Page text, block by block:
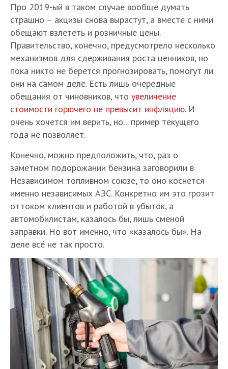
Про 2019-ый в таком случае вообще думать
страшно – акцизы снова вырастут, а вместе с ними
обещают взлететь и розничные цены.
Правительство, конечно, предусмотрело несколько
механизмов для сдерживания роста ценников, но
пока никто не берётся прогнозировать, помогут ли
они на самом деле. Есть лишь очередные
обещания от чиновников, что увеличение
стоимости горючего не превысит инфляцию. И
очень хочется им верить, но... пример текущего
года не позволяет.
Конечно, можно предположить, что, раз о
заметном подорожании бензина заговорили в
Независимом топливном союзе, то оно коснётся
именно независимых АЗС. Конкретно им это грозит
оттоком клиентов и работой в убыток, а
автомобилистам, казалось бы, лишь сменой
заправки. Но вот именно, что «казалось бы». На
деле всё не так просто.